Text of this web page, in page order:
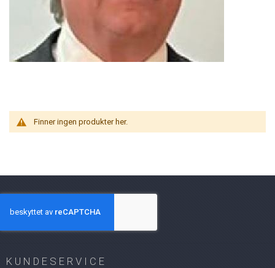
Finner ingen produkter her.
KUNDESERVICE